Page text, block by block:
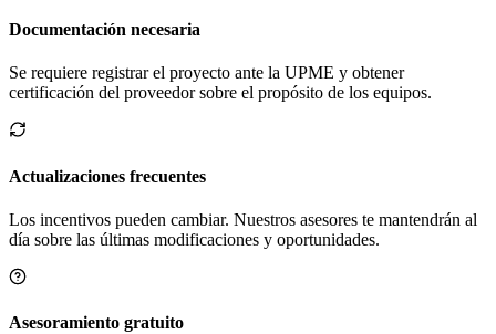
Documentación necesaria
Se requiere registrar el proyecto ante la UPME y obtener
certificación del proveedor sobre el propósito de los equipos.
Actualizaciones frecuentes
Los incentivos pueden cambiar. Nuestros asesores te mantendrán al
día sobre las últimas modificaciones y oportunidades.
Asesoramiento gratuito